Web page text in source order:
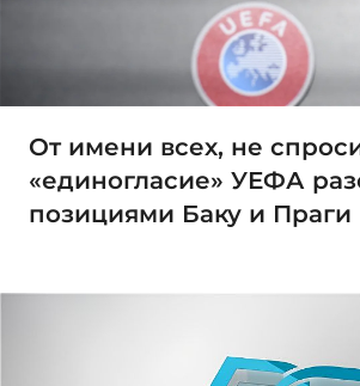
От имени всех, не
«единогласие» УЕФА
позициями Баку и Праги